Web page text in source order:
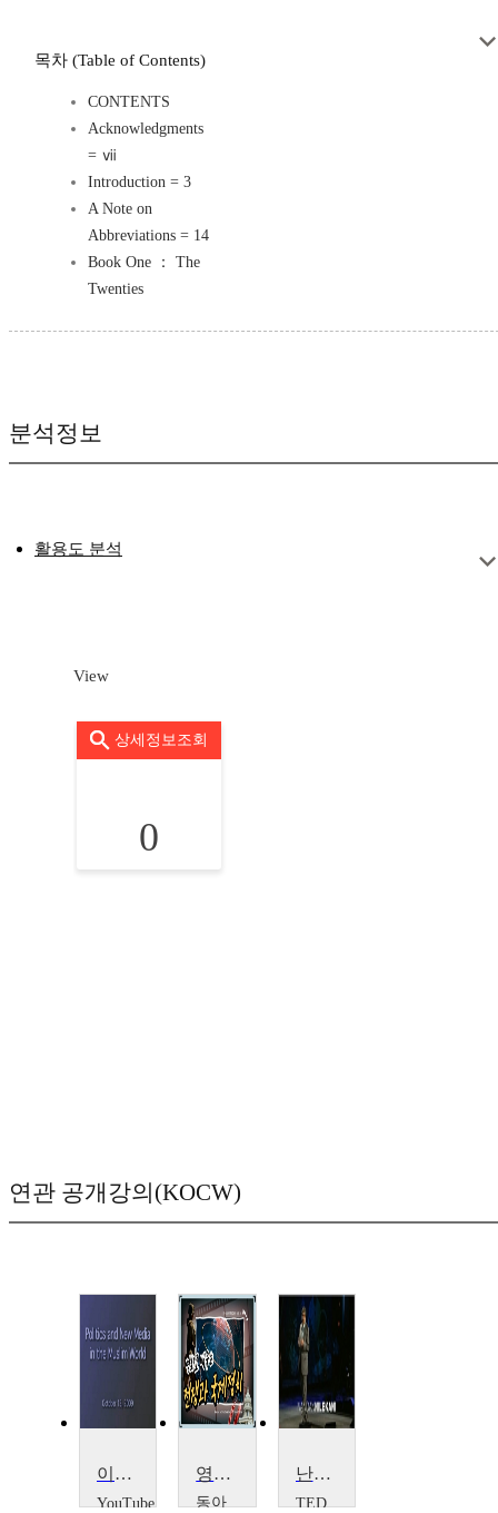
목차 (Table of Contents)
CONTENTS
Acknowledgments
= ⅶ
Introduction = 3
A Note on
Abbreviations = 14
Book One ： The
Twenties
분석정보
활용도 분석
View
상세정보조회
0
연관 공개강의(KOCW)
이슬람 세계의 정책와 뉴 미디어
YouTube
영화로 배우는 전쟁과 국제정치
동아
난단 니레카니의 인도의 미래를 위한 아이디어
TED